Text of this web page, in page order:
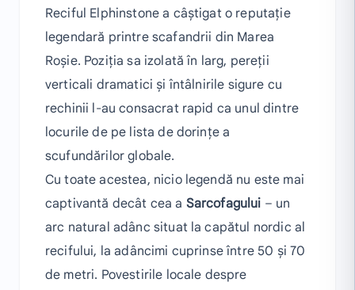
Reciful Elphinstone a câștigat o reputație
legendară printre scafandrii din Marea
Roșie. Poziția sa izolată în larg, pereții
verticali dramatici și întâlnirile sigure cu
rechinii l-au consacrat rapid ca unul dintre
locurile de pe lista de dorințe a
scufundărilor globale.
Cu toate acestea, nicio legendă nu este mai
captivantă decât cea a Sarcofagului – un
arc natural adânc situat la capătul nordic al
recifului, la adâncimi cuprinse între 50 și 70
de metri. Povestirile locale despre